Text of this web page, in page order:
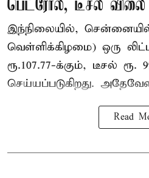
பெட்ரோல், டீசல் விலை
இந்நிலையில், சென்னையில்
வெள்ளிக்கிழமை) ஒரு
ரூ.107.77-க்கும், டீசல் ரூ.
செய்யப்படுகிறது.
Read